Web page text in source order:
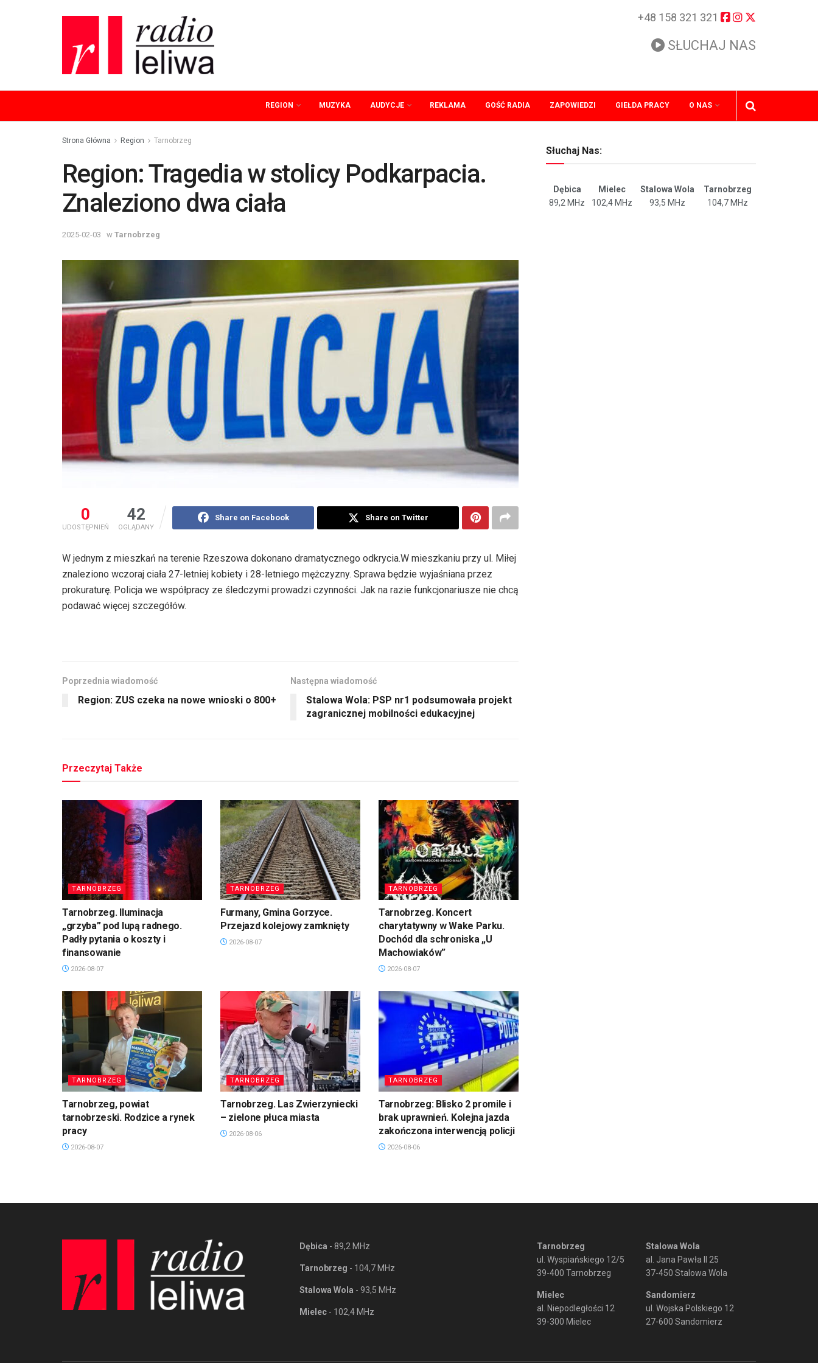
+48 158 321 321
SŁUCHAJ NAS
REGION MUZYKA AUDYCJE REKLAMA GOŚĆ RADIA ZAPOWIEDZI GIEŁDA PRACY O NAS
Strona Główna Region Tarnobrzeg
Region: Tragedia w stolicy Podkarpacia.
Znaleziono dwa ciała
2025-02-03 w Tarnobrzeg
0
UDOSTĘPNIEŃ
42
OGLĄDANY
Share on Facebook Share on Twitter
W jednym z mieszkań na terenie Rzeszowa dokonano dramatycznego odkrycia.W mieszkaniu przy ul. Miłej
znaleziono wczoraj ciała 27-letniej kobiety i 28-letniego mężczyzny. Sprawa będzie wyjaśniana przez
prokuraturę. Policja we współpracy ze śledczymi prowadzi czynności. Jak na razie funkcjonariusze nie chcą
podawać więcej szczegółów.
Poprzednia wiadomość
Region: ZUS czeka na nowe wnioski o 800+
Następna wiadomość
Stalowa Wola: PSP nr1 podsumowała projekt
zagranicznej mobilności edukacyjnej
Przeczytaj Także
TARNOBRZEG
Tarnobrzeg. Iluminacja
„grzyba” pod lupą radnego.
Padły pytania o koszty i
finansowanie
2026-08-07
TARNOBRZEG
Furmany, Gmina Gorzyce.
Przejazd kolejowy zamknięty
2026-08-07
TARNOBRZEG
Tarnobrzeg. Koncert
charytatywny w Wake Parku.
Dochód dla schroniska „U
Machowiaków”
2026-08-07
TARNOBRZEG
Tarnobrzeg, powiat
tarnobrzeski. Rodzice a rynek
pracy
2026-08-07
TARNOBRZEG
Tarnobrzeg. Las Zwierzyniecki
– zielone płuca miasta
2026-08-06
TARNOBRZEG
Tarnobrzeg: Blisko 2 promile i
brak uprawnień. Kolejna jazda
zakończona interwencją policji
2026-08-06
Słuchaj Nas:
Dębica Mielec Stalowa Wola
Tarnobrzeg
89,2 MHz
102,4 MHz 93,5 MHz 104,7 MHz
Dębica - 89,2 MHz
Tarnobrzeg - 104,7 MHz
Stalowa Wola - 93,5 MHz
Mielec - 102,4 MHz
Tarnobrzeg
ul. Wyspiańskiego 12/5
39-400 Tarnobrzeg
Mielec
al. Niepodległości 12
39-300 Mielec
Stalowa Wola
al. Jana Pawła II 25
37-450 Stalowa Wola
Sandomierz
ul. Wojska Polskiego 12
27-600 Sandomierz